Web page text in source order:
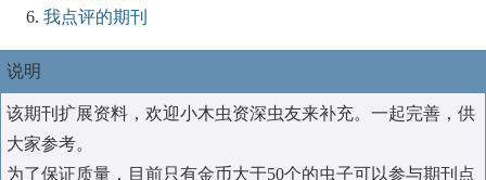
我点评的期刊
说明
该期刊扩展资料，欢迎小木虫资深虫友来补充。一起完善，供
大家参考。
为了保证质量，目前只有金币大于50个的虫子可以参与期刊点